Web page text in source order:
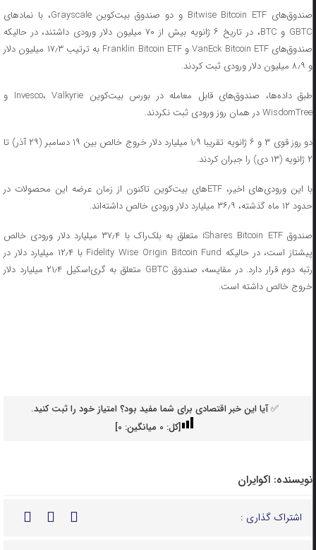
صندوق‌های Bitwise Bitcoin ETF و دو صندوق بیت‌کوین Grayscale، با نمادهای
GBTC و BTC، در تاریخ ۶ ژانویه بیش از ۷۰ میلیون دلار ورودی داشتند، در حالیکه
صندوق‌های VanEck Bitcoin ETF و Franklin Bitcoin ETF به ترتیب ۱۷٫۳ میلیون دلار
و ۸٫۹ میلیون دلار ورودی ثبت کردند.
طبق داده‌ها، صندوق‌های قابل معامله در بورس بیت‌کوین Invesco، Valkyrie و
WisdomTree در همان روز ورودی ثبت نکردند.
دو روز قوی ۳ و ۶ ژانویه تقریبا ۱٫۹ میلیارد دلار خروج خالص بین ۱۹ دسامبر (۲۹ آذر) تا
۲ ژانویه (۱۳ دی) را جبران کردند.
با این ورودی‌های اخیر، ETFهای بیت‌کوین تاکنون از زمان عرضه این محصولات در
حدود ۱۲ ماه گذشته، ۳۶٫۹ میلیارد دلار ورودی خالص داشته‌اند.
صندوق iShares Bitcoin ETF متعلق به بلک‌راک با ۳۷٫۴ میلیارد دلار ورودی خالص
پیشتاز است، در حالیکه Fidelity Wise Origin Bitcoin Fund با ۱۲٫۴ میلیارد دلار در
رتبه دوم قرار دارد. در مقایسه، صندوق GBTC متعلق به گری‌اسکیل ۲۱٫۴ میلیارد دلار
خروج خالص داشته است.
✅ آیا این خبر اقتصادی برای شما مفید بود؟ امتیاز خود را ثبت کنید.
[کل: 0میانگین: 0
]
نویسنده: اکوایران
اشتراک گذاری :